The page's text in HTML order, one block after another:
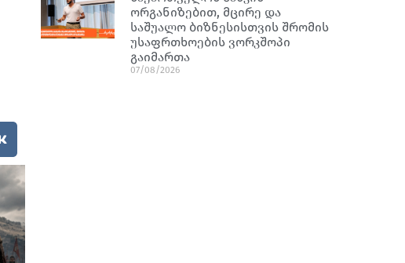
ორგანიზებით, მცირე და
საშუალო ბიზნესისთვის შრომის
უსაფრთხოების ვორკშოპი
გაიმართა
07/08/2026